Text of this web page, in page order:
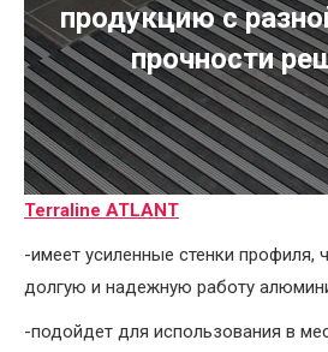
продукцию с
прочности
Terraline ATLANT
-имеет усиленные стенки профиля,
долгую и надежную работу
-подойдет для использования в